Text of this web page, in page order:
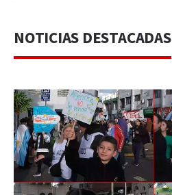
NOTICIAS DESTACADAS